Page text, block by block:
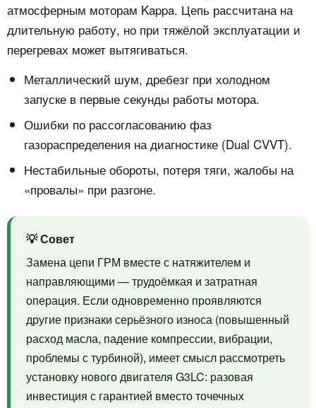
атмосферным моторам Kappa. Цепь рассчитана на
длительную работу, но при тяжёлой эксплуатации и
перегревах может вытягиваться.
Металлический шум, дребезг при холодном
запуске в первые секунды работы мотора.
Ошибки по рассогласованию фаз
газораспределения на диагностике (Dual CVVT).
Нестабильные обороты, потеря тяги, жалобы на
«провалы» при разгоне.
💡 Совет
Замена цепи ГРМ вместе с натяжителем и
направляющими — трудоёмкая и затратная
операция. Если одновременно проявляются
другие признаки серьёзного износа (повышенный
расход масла, падение компрессии, вибрации,
проблемы с турбиной), имеет смысл рассмотреть
установку нового двигателя G3LC: разовая
инвестиция с гарантией вместо точечных